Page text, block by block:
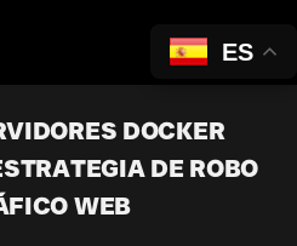
DOCKER
DE ROBO
WEB
ES